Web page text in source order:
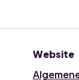
Website